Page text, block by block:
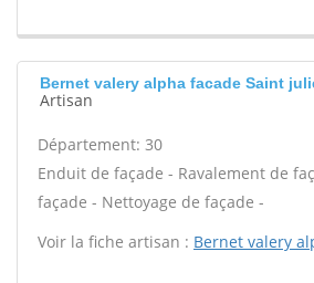
Bernet valery alpha facade Saint
Artisan
Département: 30
Enduit de façade - Ravalement de
façade - Nettoyage de façade -
Voir la fiche artisan : Bernet valery